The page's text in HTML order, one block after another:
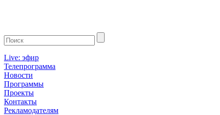
Live: эфир
Телепрограмма
Новости
Программы
Проекты
Контакты
Рекламодателям